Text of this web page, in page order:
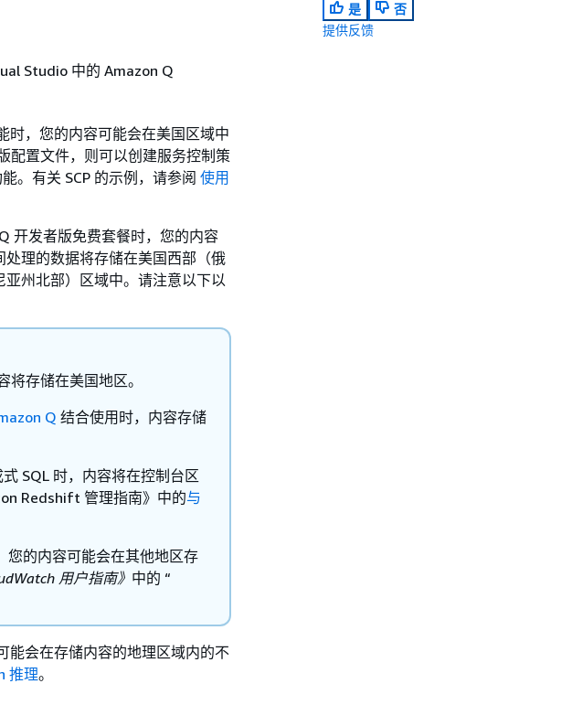
Studio 中的 Amazon Q
时，您的内容可能会在美国区域中
配置文件，则可以创建服务控制策
。有关 SCP 的示例，请参阅 使用
开发者版免费套餐时，您的内容
理的数据将存储在美国西部（俄
州北部）区域中。请注意以下以
存储在美国地区。
Q 结合使用时，内容存储
SQL 时，内容将在控制台区
Redshift 管理指南》 中的与
您的内容可能会在其他地区存
用户指南》 中的 “
能会在存储内容的地理区域内的不
推理。
是
否
提供反馈